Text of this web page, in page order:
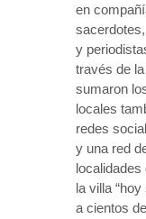
en
y
través de
sumaron
locales
redes
y una red
la villa
a cientos